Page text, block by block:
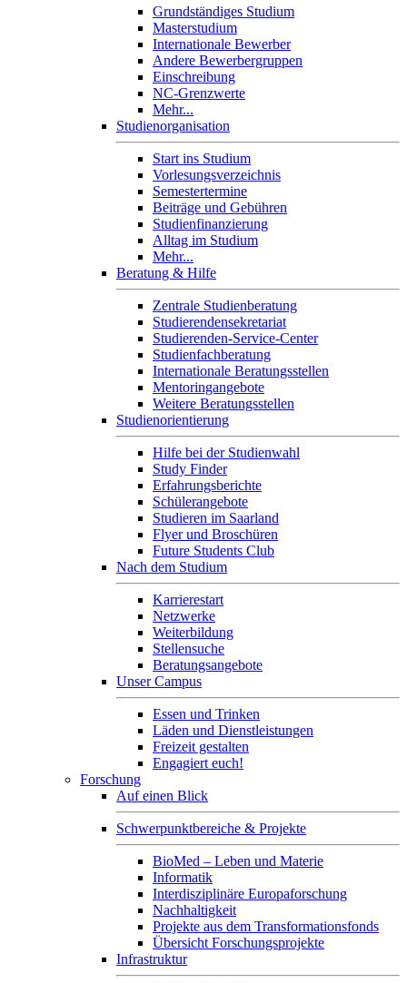
Grundständiges Studium
Masterstudium
Internationale Bewerber
Andere Bewerbergruppen
Einschreibung
NC-Grenzwerte
Mehr...
Studienorganisation
Start ins Studium
Vorlesungsverzeichnis
Semestertermine
Beiträge und Gebühren
Studienfinanzierung
Alltag im Studium
Mehr...
Beratung & Hilfe
Zentrale Studienberatung
Studierendensekretariat
Studierenden-Service-Center
Studienfachberatung
Internationale Beratungsstellen
Mentoringangebote
Weitere Beratungsstellen
Studienorientierung
Hilfe bei der Studienwahl
Study Finder
Erfahrungsberichte
Schülerangebote
Studieren im Saarland
Flyer und Broschüren
Future Students Club
Nach dem Studium
Karrierestart
Netzwerke
Weiterbildung
Stellensuche
Beratungsangebote
Unser Campus
Essen und Trinken
Läden und Dienstleistungen
Freizeit gestalten
Engagiert euch!
Forschung
Auf einen Blick
Schwerpunktbereiche & Projekte
BioMed – Leben und Materie
Informatik
Interdisziplinäre Europaforschung
Nachhaltigkeit
Projekte aus dem Transformationsfonds
Übersicht Forschungsprojekte
Infrastruktur